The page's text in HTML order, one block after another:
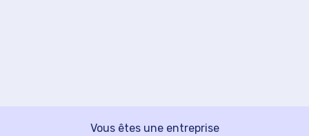
Vous êtes une entreprise